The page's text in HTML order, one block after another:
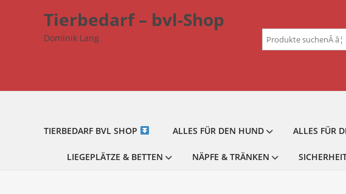
Tierbedarf – bvl-Shop
Dominik Lang
Suchen
nach:
TIERBEDARF BVL SHOP ALLES FÜR DEN HUND ALLES FÜR
LIEGEPLÄTZE & BETTEN NÄPFE & TRÄNKEN